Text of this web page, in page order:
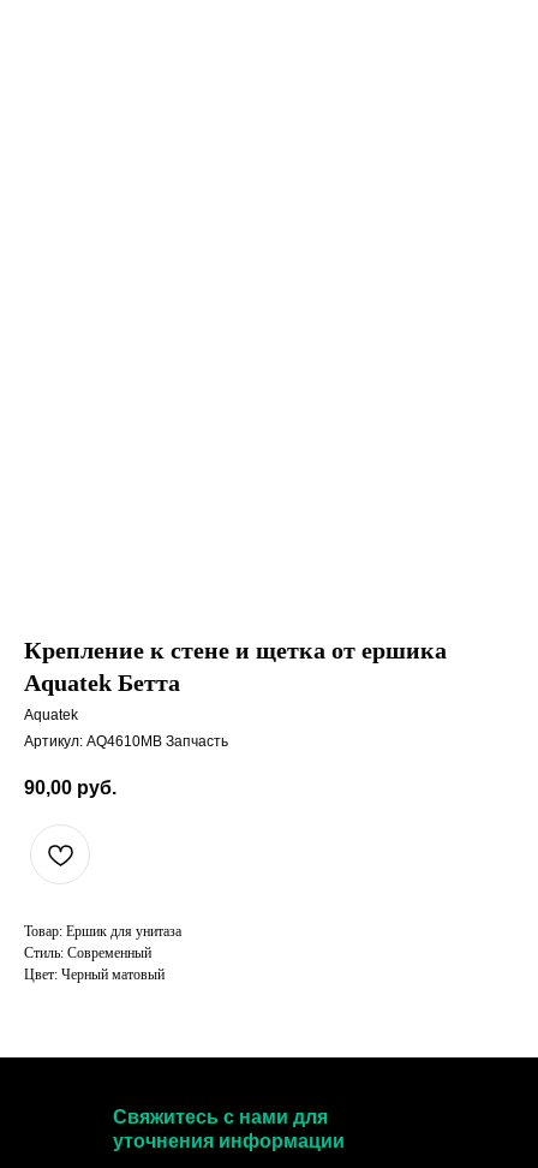
Крепление к стене и щетка от ершика
Aquatek Бетта
Aquatek
Артикул: AQ4610MB Запчасть
90,00 руб.
Товар: Ершик для унитаза
Стиль: Современный
Цвет: Черный матовый
Свяжитесь с нами для
уточнения информации